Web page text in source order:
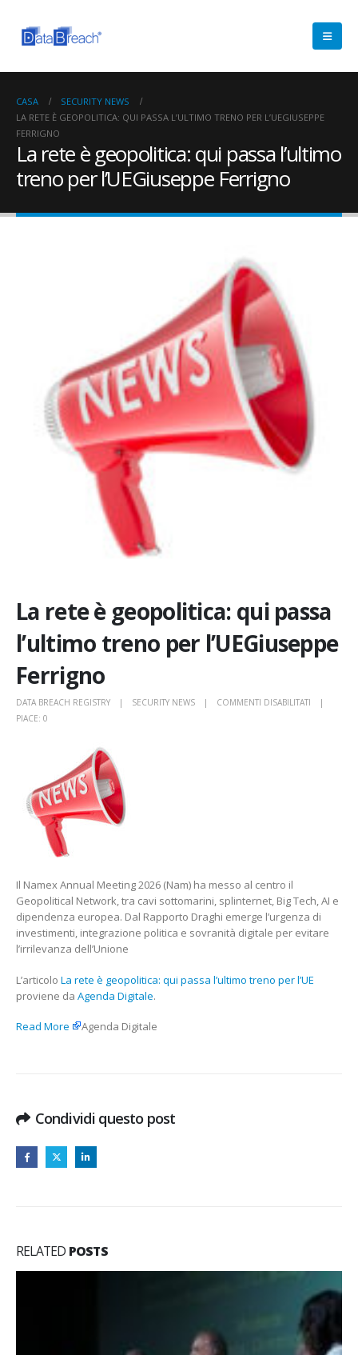
CASA
SECURITY NEWS
LA RETE È GEOPOLITICA: QUI PASSA L’ULTIMO TRENO PER L’UEGIUSEPPE
FERRIGNO
La rete è geopolitica: qui passa l’ultimo
treno per l’UEGiuseppe Ferrigno
La rete è geopolitica: qui passa
l’ultimo treno per l’UEGiuseppe
Ferrigno
DATA BREACH REGISTRY SECURITY NEWS COMMENTI DISABILITATI
PIACE: 0
Il Namex Annual Meeting 2026 (Nam) ha messo al centro il
Geopolitical Network, tra cavi sottomarini, splinternet, Big Tech, AI e
dipendenza europea. Dal Rapporto Draghi emerge l’urgenza di
investimenti, integrazione politica e sovranità digitale per evitare
l’irrilevanza dell’Unione
L’articolo La rete è geopolitica: qui passa l’ultimo treno per l’UE
proviene da Agenda Digitale.
Read More Agenda Digitale
Condividi questo post
RELATED POSTS